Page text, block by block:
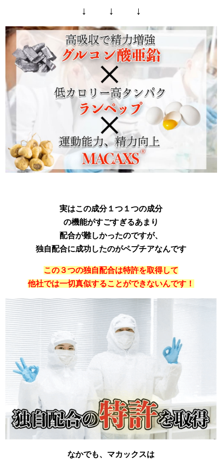
↓ ↓ ↓
実はこの成分１つ１つの成分
の機能がすごすぎるあまり
配合が難しかったのですが、
独自配合に成功したのがペプチアなんです
この３つの独自配合は特許を取得して
他社では一切真似することができないんです！
なかでも、マカックスは